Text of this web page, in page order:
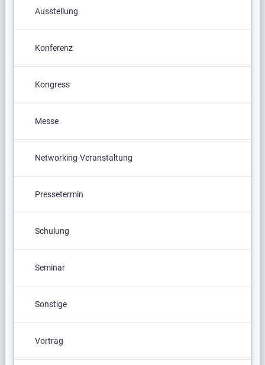
Ausstellung
Konferenz
Kongress
Messe
Networking-Veranstaltung
Pressetermin
Schulung
Seminar
Sonstige
Vortrag